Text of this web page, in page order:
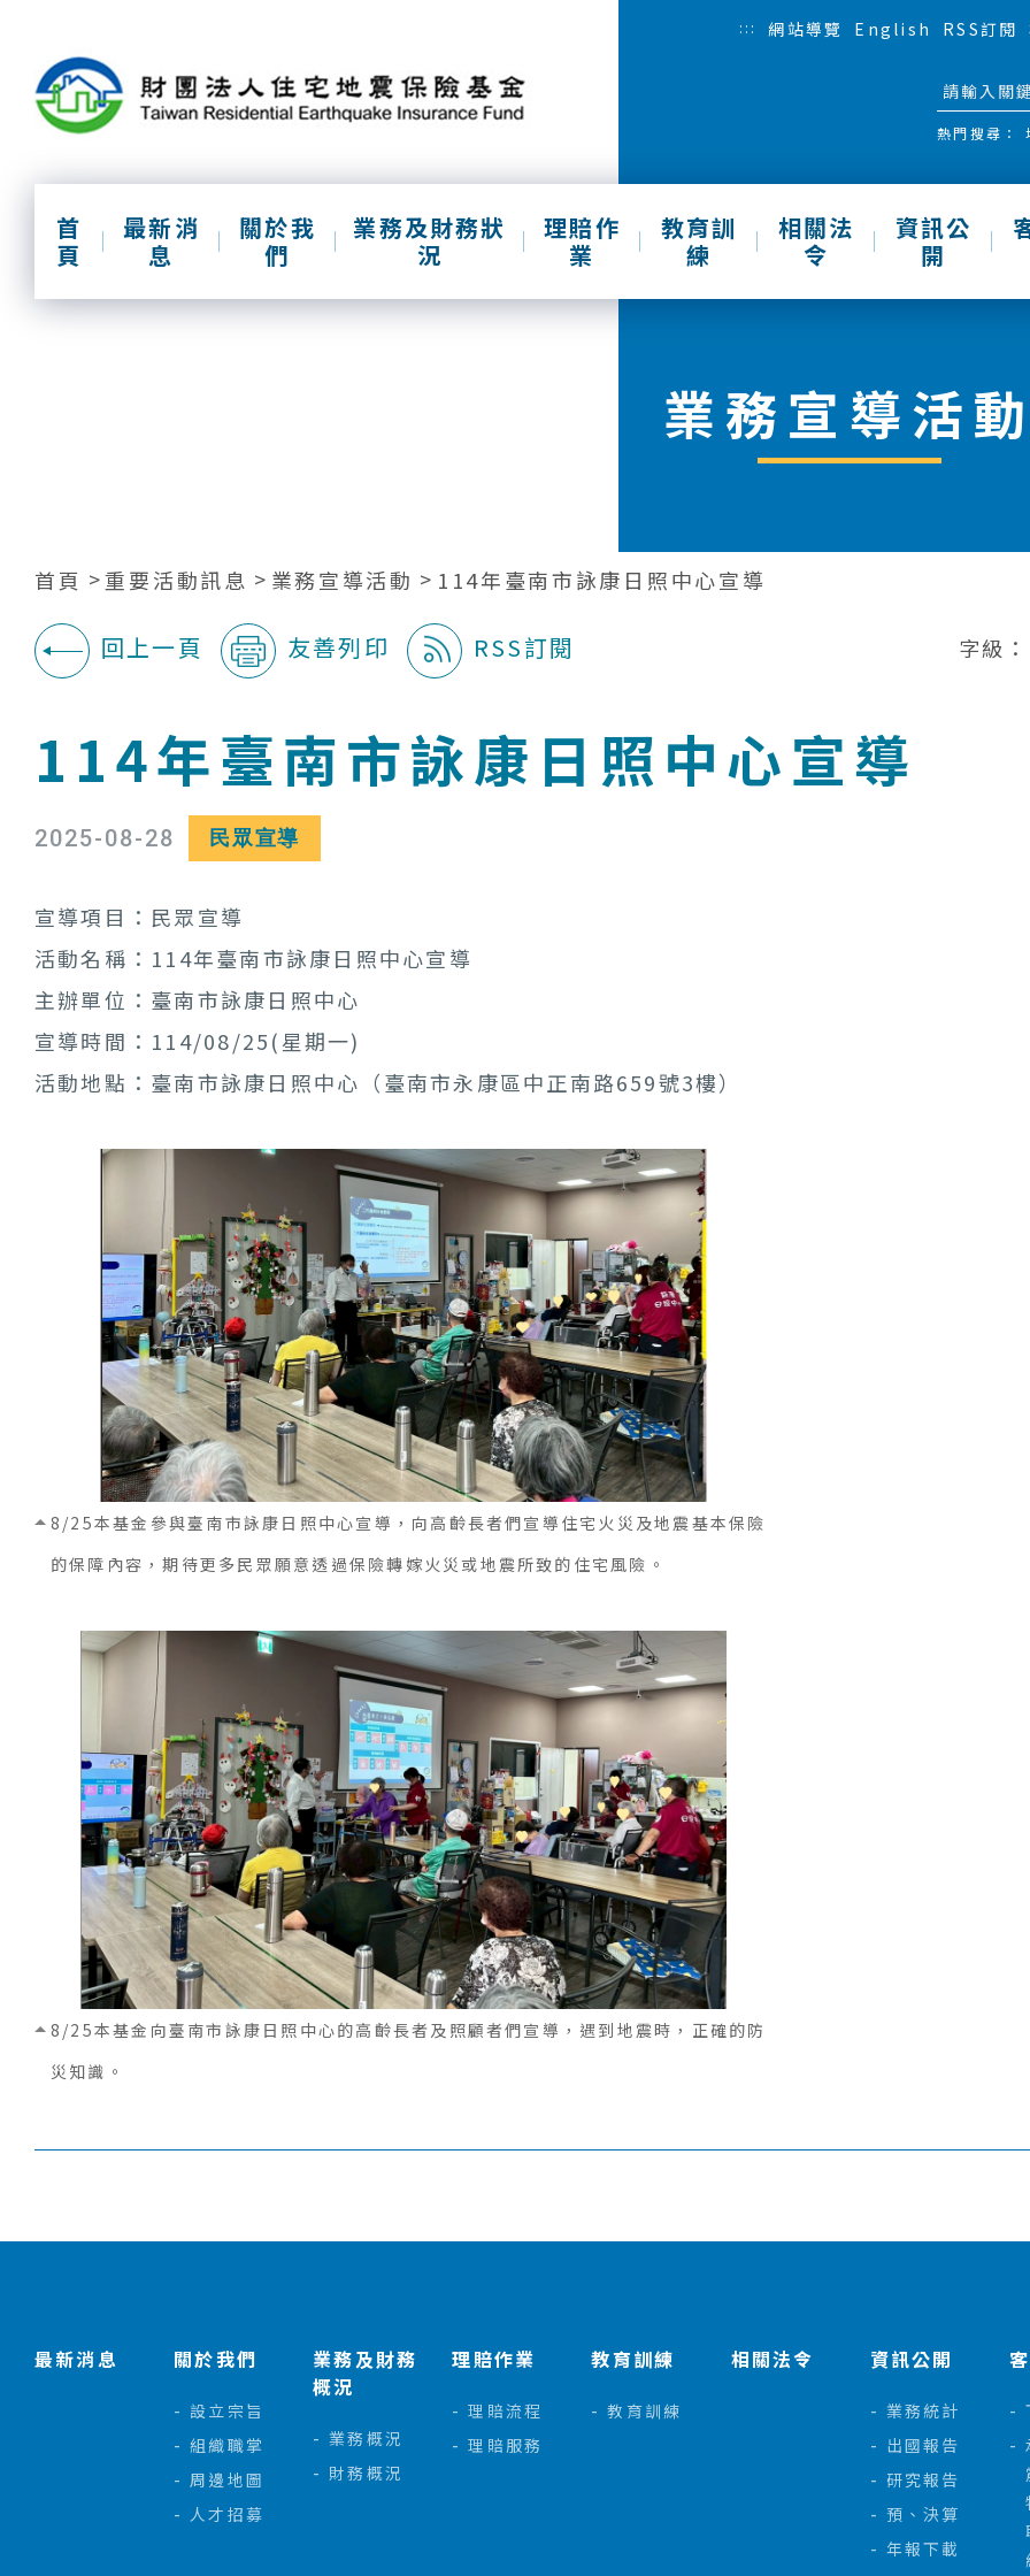
::: 網站導覽 English RSS訂閱
熱門搜尋：
首
頁
最新消
息
關於我
們
業務及財務狀
況
理賠作
業
教育訓
練
相關法
令
資訊公
開
業務宣導活
首頁 重要活動訊息 業務宣導活動 114年臺南市詠康日照中心宣導
回上一頁 友善列印 RSS訂閱 字級：
114年臺南市詠康日照中心宣導
2025-08-28 民眾宣導
宣導項目：民眾宣導
活動名稱：114年臺南市詠康日照中心宣導
主辦單位：臺南市詠康日照中心
宣導時間：114/08/25(星期一)
活動地點：臺南市詠康日照中心（臺南市永康區中正南路659號3樓）
8/25本基金參與臺南市詠康日照中心宣導，向高齡長者們宣導住宅火災及地震基本保險
的保障內容，期待更多民眾願意透過保險轉嫁火災或地震所致的住宅風險。
8/25本基金向臺南市詠康日照中心的高齡長者及照顧者們宣導，遇到地震時，正確的防
災知識。
最新消息 關於我們
設立宗旨
組織職掌
周邊地圖
人才招募
業務及財務
概況
業務概況
財務概況
理賠作業
理賠流程
理賠服務
教育訓練
教育訓練
相關法令 資訊公開
業務統計
出國報告
研究報告
預、決算
年報下載